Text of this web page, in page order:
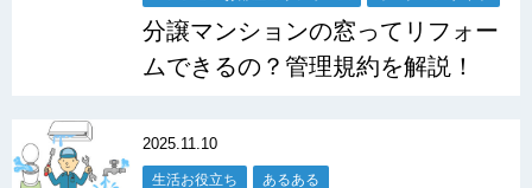
分譲マンションの窓ってリフォー
ムできるの？管理規約を解説！
2025.11.10
生活お役立ち あるある